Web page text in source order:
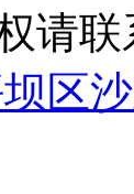
请联
区